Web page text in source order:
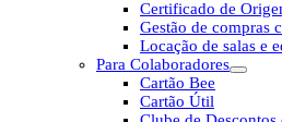
Certificado de
Gestão de compras
Locação de salas e
Para Colaboradores
Cartão Bee
Cartão Útil